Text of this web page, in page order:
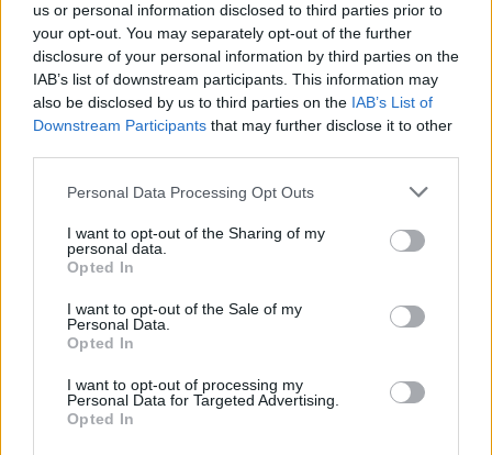
us or personal information disclosed to third parties prior to
your opt-out. You may separately opt-out of the further
disclosure of your personal information by third parties on the
IAB’s list of downstream participants. This information may
also be disclosed by us to third parties on the IAB’s List of
Downstream Participants that may further disclose it to other
Please note that this website/app uses one or more Google
not limited to your visit or usage behaviour. You may click to
grant or deny consent to Google and its third-party tags to
use your data for below specified purposes in below Google
consent section.
Personal Data Processing Opt Outs
I want to opt-out of the Sharing of my
personal data.
Opted In
I want to opt-out of the Sale of my
Personal Data.
Opted In
I want to opt-out of processing my
Personal Data for Targeted Advertising.
Opted In